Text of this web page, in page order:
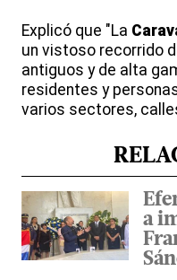
Explicó que "La
un vistoso recorrido
antiguos y de alta
residentes y
varios sectores,
a